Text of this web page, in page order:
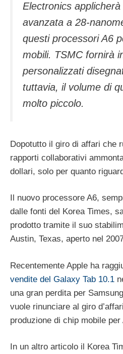
Electronics
avanzata a 28-
questi processori A6
mobili. TSMC fornirà
personalizzati
tuttavia, il volume di
molto piccolo.
Dopotutto il giro di affari che
rapporti collaborativi
dollari, solo per quanto
Il nuovo processore A6,
dalle fonti del Korea Times,
prodotto tramite il suo
Austin, Texas, aperto nel
Recentemente Apple ha
vendite del Galaxy Tab 10.1
una gran perdita per
vuole rinunciare al giro
produzione di chip mobile per
In un altro articolo il Korea